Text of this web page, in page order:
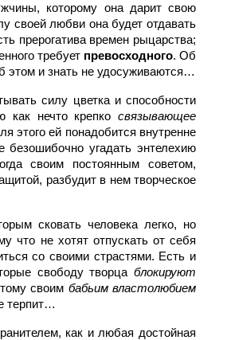
которому она дарит свою
своей любви она будет отдавать
прерогатива времен рыцарства;
требует превосходного. Об
этом и знать не удосуживаются…
силу цветка и способности
как нечто крепко связывающее
этого ей понадобится внутренне
безошибочно угадать энтелехию
своим постоянным советом,
разбудит в нем творческое
сковать человека легко, но
что не хотят отпускать от себя
со своими страстями. Есть и
свободу творцаблокируют
своим бабьим властолюбием
терпит…
как и любая достойная